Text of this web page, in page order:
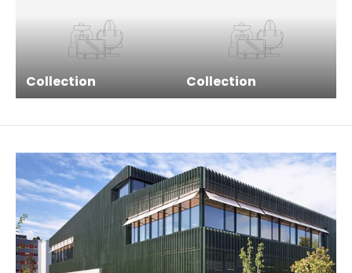
Collection Collection